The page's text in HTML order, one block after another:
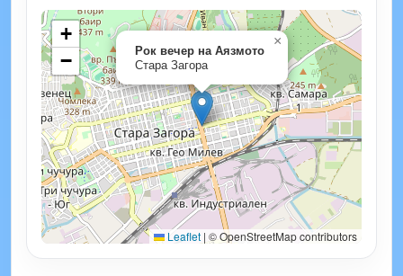
Рок вечер на Аязмото
Стара Загора
×
+
−
Leaflet | © OpenStreetMap contributors